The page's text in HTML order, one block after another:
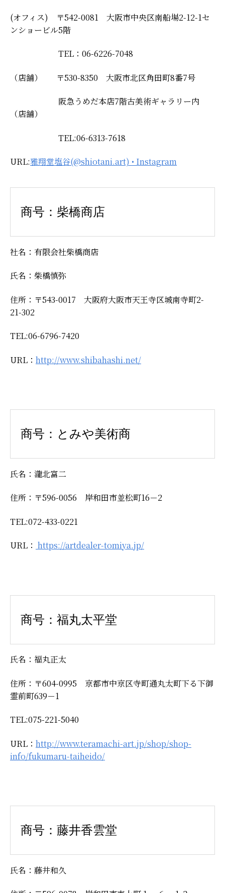
(オフィス) 〒542-0081 大阪市中央区南船場2-12-1セ
ンショービル5階
TEL：06-6226-7048
（店舗） 〒530-8350 大阪市北区角田町8番7号
阪急うめだ本店7階古美術ギャラリー内
（店舗）
TEL:06-6313-7618
URL:雅翔堂塩谷(@shiotani.art) • Instagram
商号：柴橋商店
社名：有限会社柴橋商店
氏名：柴橋慎弥
住所：〒543-0017 大阪府大阪市天王寺区城南寺町2-
21-302
TEL:06-6796-7420
URL： http://www.shibahashi.net/
商号：とみや美術商
氏名：瀧北富二
住所：〒596-0056 岸和田市並松町16－2
TEL:072-433-0221
URL： https://artdealer-tomiya.jp/
商号：福丸太平堂
氏名：福丸正太
住所：〒604-0995 京都市中京区寺町通丸太町下る下御
霊前町639－1
TEL:075-221-5040
URL： http://www.teramachi-art.jp/shop/shop-
info/fukumaru-taiheido/
商号：藤井香雲堂
氏名：藤井和久